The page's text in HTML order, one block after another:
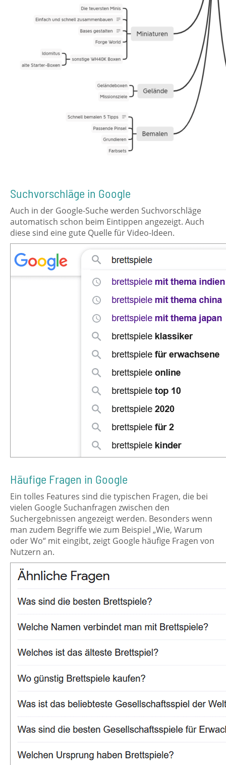
Suchvorschläge in Google
Auch in der Google-Suche werden Suchvorschläge
automatisch schon beim Eintippen angezeigt. Auch
diese sind eine gute Quelle für Video-Ideen.
Häufige Fragen in Google
Ein tolles Features sind die typischen Fragen, die bei
vielen Google Suchanfragen zwischen den
Suchergebnissen angezeigt werden. Besonders wenn
man zudem Begriffe wie zum Beispiel „Wie, Warum
oder Wo“ mit eingibt, zeigt Google häufige Fragen von
Nutzern an.